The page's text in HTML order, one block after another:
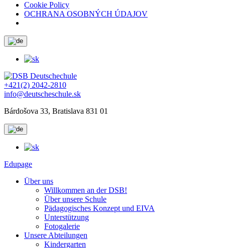
Cookie Policy
OCHRANA OSOBNÝCH ÚDAJOV
+421(2) 2042-2810
info@deutscheschule.sk
Bárdošova 33, Bratislava 831 01
Edupage
Über uns
Willkommen an der DSB!
Über unsere Schule
Pädagogisches Konzept und EIVA
Unterstützung
Fotogalerie
Unsere Abteilungen
Kindergarten